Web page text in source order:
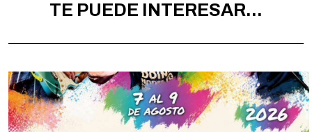
TE PUEDE INTERESAR...